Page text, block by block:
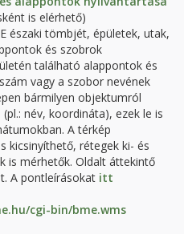
is elérhető)
északi tömbjét, épületek, utak,
és szobrok
található alappontok és
vagy a szobor nevének
bármilyen objektumról
név, koordináta), ezek le is
A térkép
kicsinyíthető, rétegek ki- és
is mérhetők. Oldalt áttekintő
A pontleírásokat itt
cgi-bin/bme.wms